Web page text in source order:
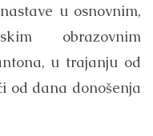
u osnovnim,
obrazovnim
u trajanju od
od dana donošenja